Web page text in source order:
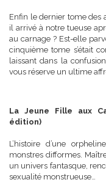
Enfin le dernier tome des
il arrivé à notre tueuse
au carnage ? Est-elle
cinquième tome s’était
laissant dans la
vous réserve un ultime
La Jeune Fille aux
édition)
L’histoire d’une
monstres difformes.
un univers fantasque,
sexualité monstrueuse…